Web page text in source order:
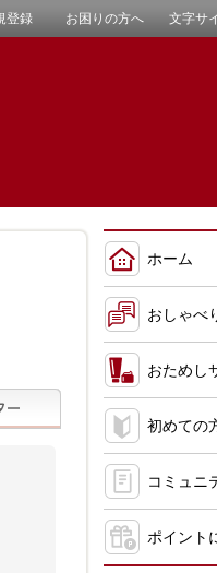
登録 お困りの方へ 文字サ
ホーム
おしゃべ
おためし
初めての
コミュニ
ポイント